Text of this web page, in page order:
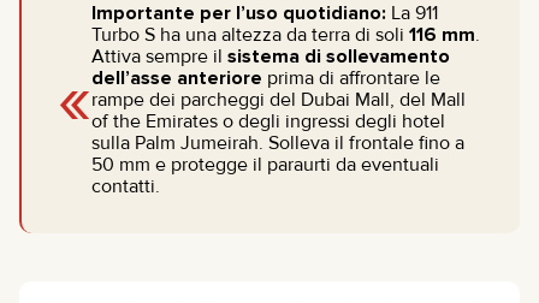
«
Importante per l’uso quotidiano: La 911
Turbo S ha una altezza da terra di soli 116 mm.
Attiva sempre il sistema di sollevamento
dell’asse anteriore prima di affrontare le
rampe dei parcheggi del Dubai Mall, del Mall
of the Emirates o degli ingressi degli hotel
sulla Palm Jumeirah. Solleva il frontale fino a
50 mm e protegge il paraurti da eventuali
contatti.